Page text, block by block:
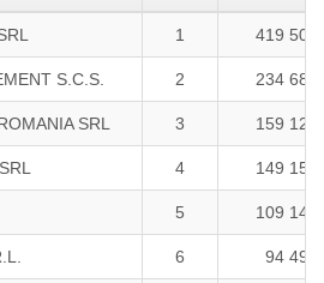
1 419 501
S.C.S. 2 234 687
SRL 3 159 124
4 149 156
5 109 143
6 94 499